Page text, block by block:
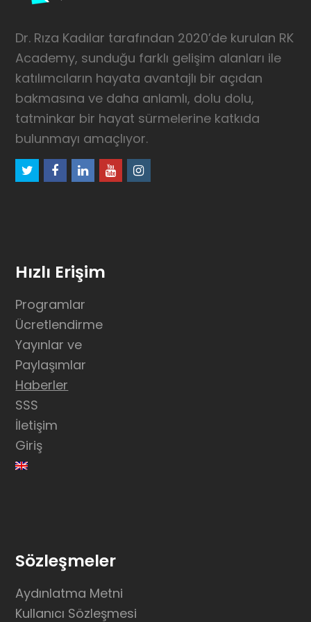
Dr. Rıza Kadılar tarafından 2020’de kurulan RK
Academy, sunduğu farklı gelişim alanları ile
katılımcıların hayata avantajlı bir açıdan
bakmasına ve daha anlamlı, dolu dolu,
tatminkar bir hayat sürmelerine katkıda
bulunmayı amaçlıyor.
twitterfacebook
linkedinyoutubeinstagram
Hızlı Erişim
Programlar
Ücretlendirme
Yayınlar ve
Paylaşımlar
Haberler
SSS
İletişim
Giriş
Sözleşmeler
Aydınlatma Metni
Kullanıcı Sözleşmesi